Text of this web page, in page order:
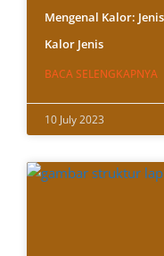
Mengenal Kalor:
Kalor Jenis
BACA SELENGKAPNYA
10 July 2023